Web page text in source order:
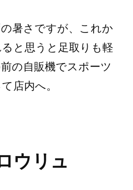
暑さですが、これか
と思うと足取りも軽
の自販機でスポーツ
店内へ。
ウリュ